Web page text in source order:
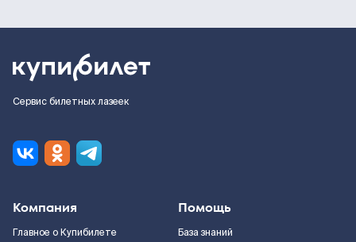
Сервис билетных лазеек
Компания
Главное о Купибилете
Помощь
База знаний